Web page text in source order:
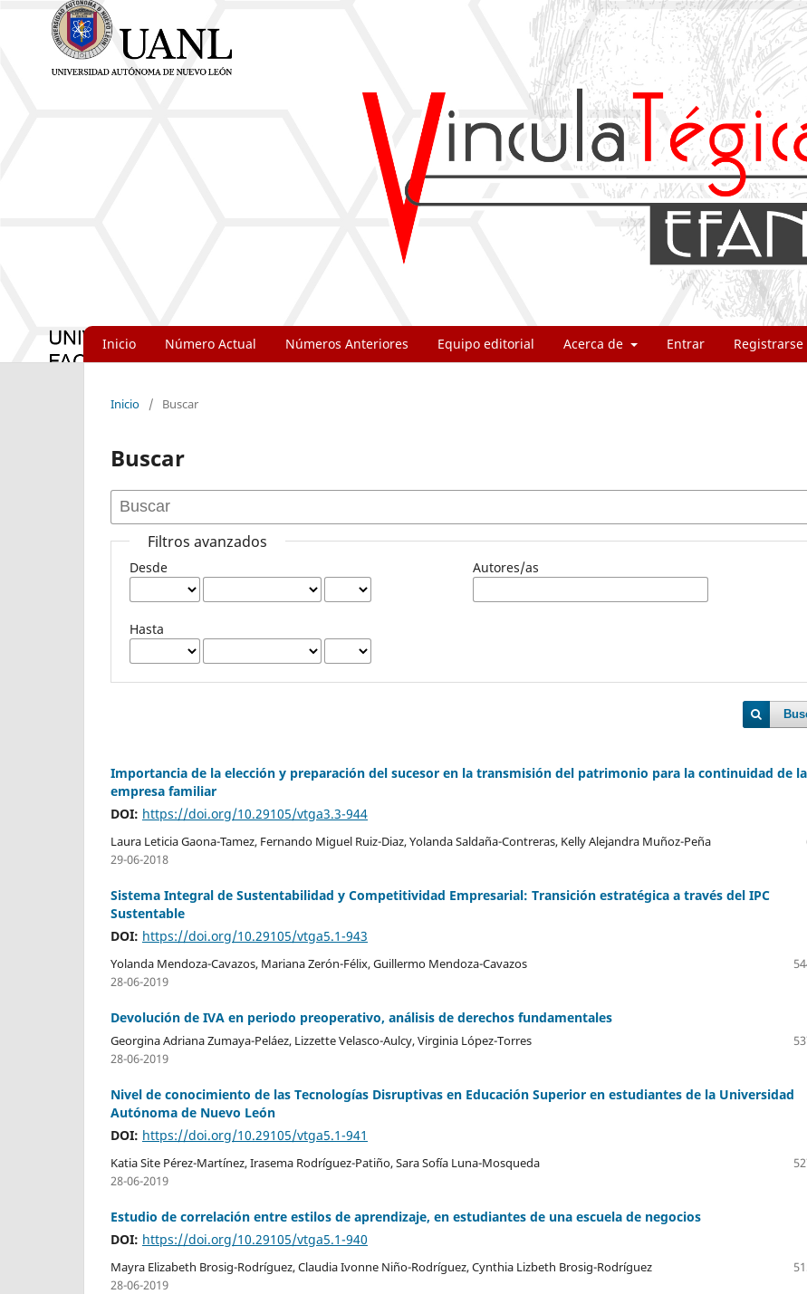
Inicio Número Actual Números Anteriores Equipo editorial Acerca de Entrar Registrarse
Inicio / Buscar
Buscar
Filtros avanzados
Desde
Hasta
Autores/as
Importancia de la elección y preparación del sucesor en la transmisión del patrimonio para la continuidad de la
empresa familiar
DOI: https://doi.org/10.29105/vtga3.3-944
Laura Leticia Gaona-Tamez, Fernando Miguel Ruiz-Diaz, Yolanda Saldaña-Contreras, Kelly Alejandra Muñoz-Peña
29-06-2018
Sistema Integral de Sustentabilidad y Competitividad Empresarial: Transición estratégica a través del IPC
Sustentable
DOI: https://doi.org/10.29105/vtga5.1-943
Yolanda Mendoza-Cavazos, Mariana Zerón-Félix, Guillermo Mendoza-Cavazos
28-06-2019
Devolución de IVA en periodo preoperativo, análisis de derechos fundamentales
Georgina Adriana Zumaya-Peláez, Lizzette Velasco-Aulcy, Virginia López-Torres
28-06-2019
Nivel de conocimiento de las Tecnologías Disruptivas en Educación Superior en estudiantes de la Universidad
Autónoma de Nuevo León
DOI: https://doi.org/10.29105/vtga5.1-941
Katia Site Pérez-Martínez, Irasema Rodríguez-Patiño, Sara Sofía Luna-Mosqueda
28-06-2019
Estudio de correlación entre estilos de aprendizaje, en estudiantes de una escuela de negocios
DOI: https://doi.org/10.29105/vtga5.1-940
Mayra Elizabeth Brosig-Rodríguez, Claudia Ivonne Niño-Rodríguez, Cynthia Lizbeth Brosig-Rodríguez
28-06-2019